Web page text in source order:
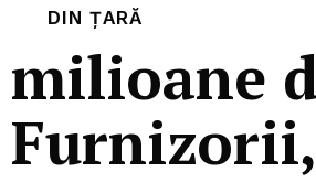
DIN ȚARĂ